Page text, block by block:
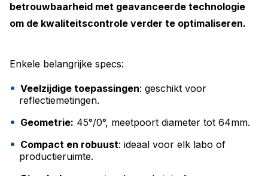
betrouwbaarheid met geavanceerde technologie
om de kwaliteitscontrole verder te optimaliseren.
Enkele belangrijke specs:
Veelzijdige toepassingen: geschikt voor
reflectiemetingen.
Geometrie: 45°/0°, meetpoort diameter tot 64mm.
Compact en robuust: ideaal voor elk labo of
productieruimte.